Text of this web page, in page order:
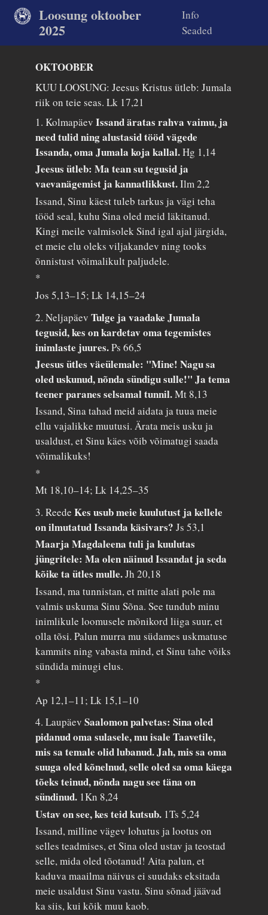
Loosung oktoober
2025
Info
Seaded
OKTOOBER
KUU LOOSUNG: Jeesus Kristus ütleb: Jumala
riik on teie seas.Lk 17,21
1. KolmapäevIssand äratas rahva vaimu, ja
need tulid ning alustasid tööd vägede
Issanda, oma Jumala koja kallal.Hg 1,14
Jeesus ütleb: Ma tean su tegusid ja
vaevanägemist ja kannatlikkust.Ilm 2,2
Issand, Sinu käest tuleb tarkus ja vägi teha
tööd seal, kuhu Sina oled meid läkitanud.
Kingi meile valmisolek Sind igal ajal järgida,
et meie elu oleks viljakandev ning tooks
õnnistust võimalikult paljudele.
*
Jos 5,13–15; Lk 14,15–24
2. NeljapäevTulge ja vaadake Jumala
tegusid, kes on kardetav oma tegemistes
inimlaste juures.Ps 66,5
Jeesus ütles väeülemale: "Mine! Nagu sa
oled uskunud, nõnda sündigu sulle!" Ja tema
teener paranes selsamal tunnil.Mt 8,13
Issand, Sina tahad meid aidata ja tuua meie
ellu vajalikke muutusi. Ärata meis usku ja
usaldust, et Sinu käes võib võimatugi saada
võimalikuks!
*
Mt 18,10–14; Lk 14,25–35
3. ReedeKes usub meie kuulutust ja kellele
on ilmutatud Issanda käsivars?Js 53,1
Maarja Magdaleena tuli ja kuulutas
jüngritele: Ma olen näinud Issandat ja seda
kõike ta ütles mulle.Jh 20,18
Issand, ma tunnistan, et mitte alati pole ma
valmis uskuma Sinu Sõna. See tundub minu
inimlikule loomusele mõnikord liiga suur, et
olla tõsi. Palun murra mu südames uskmatuse
kammits ning vabasta mind, et Sinu tahe võiks
sündida minugi elus.
*
Ap 12,1–11; Lk 15,1–10
4. LaupäevSaalomon palvetas: Sina oled
pidanud oma sulasele, mu isale Taavetile,
mis sa temale olid lubanud. Jah, mis sa oma
suuga oled kõnelnud, selle oled sa oma käega
tõeks teinud, nõnda nagu see täna on
sündinud. 1Kn 8,24
Ustav on see, kes teid kutsub. 1Ts 5,24
Issand, milline vägev lohutus ja lootus on
selles teadmises, et Sina oled ustav ja teostad
selle, mida oled tõotanud! Aita palun, et
kaduva maailma näivus ei suudaks eksitada
meie usaldust Sinu vastu. Sinu sõnad jäävad
ka siis, kui kõik muu kaob.